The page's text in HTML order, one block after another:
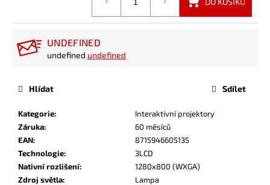
UNDEFINED
undefined undefined
Kategorie:
Interaktivní projektory
Záruka:
60 měsíců
EAN:
8715946605135
Technologie:
3LCD
Nativní rozlišení:
1280x800 (WXGA)
Zdroj světla:
Lampa
Hlídat Sdílet